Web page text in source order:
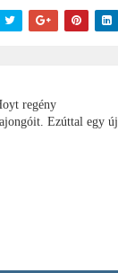
regény
Ezúttal egy új